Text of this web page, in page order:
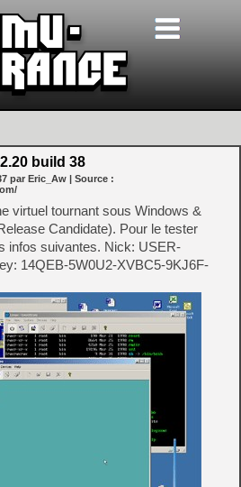
build 38
par Eric_Aw | Source :
virtuel tournant sous Windows &
Candidate). Pour le tester
infos suivantes. Nick: USER-
14QEB-5W0U2-XVBC5-9KJ6F-